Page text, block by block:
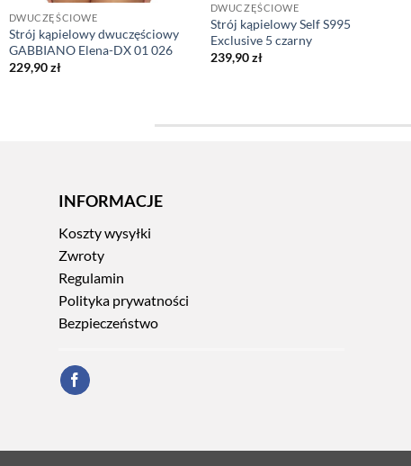
DWUCZĘŚCIOWE
Strój kąpielowy dwuczęściowy
GABBIANO Elena-DX 01 026
229,90zł
DWUCZĘŚCIOWE
Strój kąpielowy Self S995
Exclusive 5 czarny
239,90zł
INFORMACJE
Koszty wysyłki
Zwroty
Regulamin
Polityka prywatności
Bezpieczeństwo